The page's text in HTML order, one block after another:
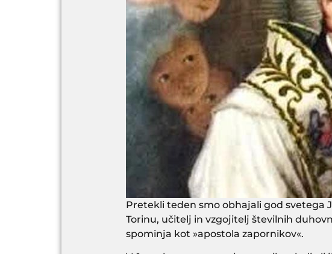
Pretekli teden smo obhajali god svetega
Torinu, učitelj in vzgojitelj številnih
spominja kot »apostola zapornikov«.